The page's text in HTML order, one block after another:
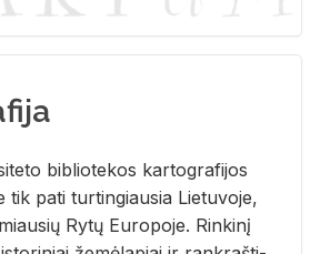
bi­b­lio­te­kos kar­to­gra­fi­jos
tik pati tur­tin­giau­sia Lie­tu­vo­je,
Rytų Eu­ro­po­je. Rin­ki­nį